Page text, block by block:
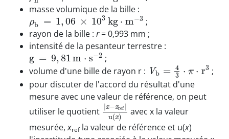
masse volumique de la bille :
ρb = 1, 06 × 103 kg ⋅ m−3 ;
rayon de la bille : r= 0,993 mm ;
intensité de la pesanteur terrestre :
g = 9, 81m ⋅ s−2 ;
volume d'une bille de rayon r : Vb = 4
3 ⋅ π ⋅ r3 ;
pour discuter de l'accord du résultat d'une
mesure avec une valeur de référence, on peut
utiliser le quotient |x−xref |
u(x)
avec x la valeur
mesurée,xrefla valeur de référence et u(x)